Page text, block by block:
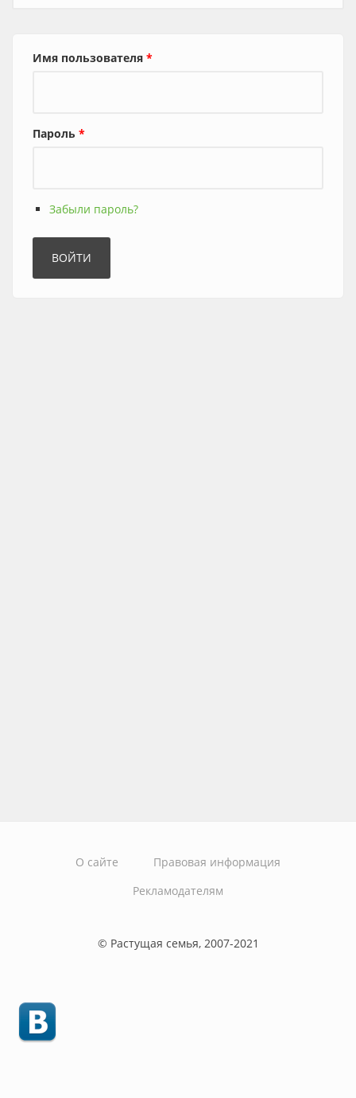
Имя пользователя *
Пароль *
Забыли пароль?
О сайте
Правовая информация
Рекламодателям
© Растущая семья, 2007-2021